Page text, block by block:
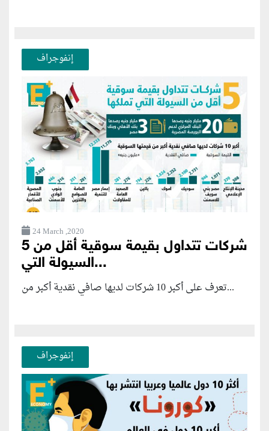
إنفوجراف
24 March ,2020
5 شركات تتداول بقيمة سوقية أقل من
السيولة التي...
تعرف على أكبر 10 شركات لديها صافي نقدية أكبر من...
إنفوجراف